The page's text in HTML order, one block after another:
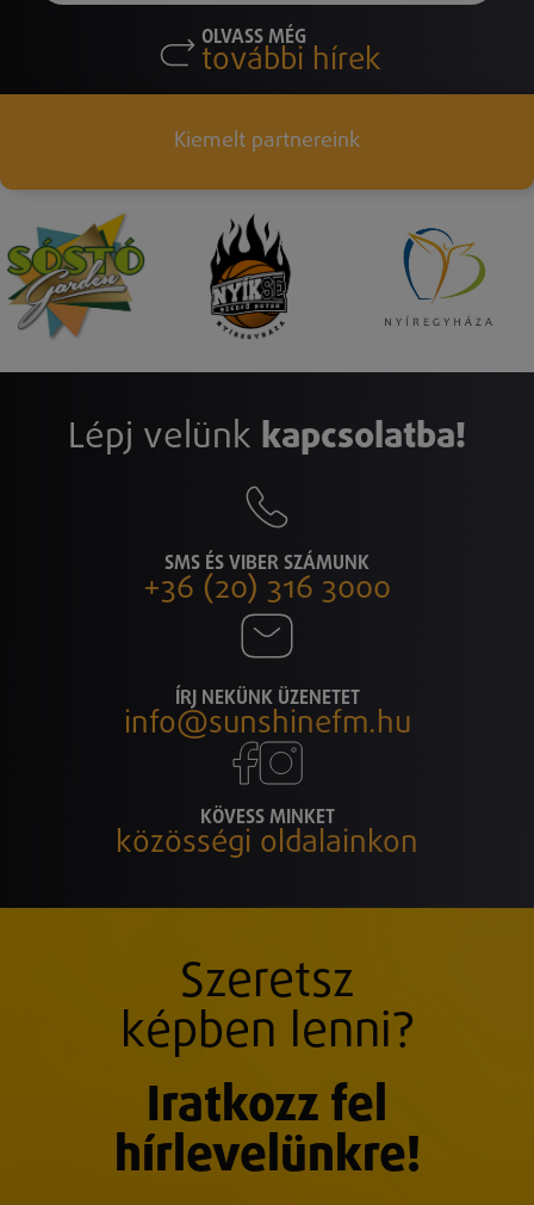
OLVASS MÉG
további hírek
Kiemelt partnereink
Lépj velünk kapcsolatba!
SMS ÉS VIBER SZÁMUNK
+36 (20) 316 3000
ÍRJ NEKÜNK ÜZENETET
info@sunshinefm.hu
KÖVESS MINKET
közösségi oldalainkon
Szeretsz
képben lenni?
Iratkozz fel
hírlevelünkre!